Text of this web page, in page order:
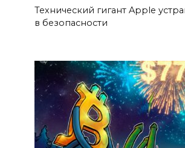
Технический гигант Apple
в безопасности